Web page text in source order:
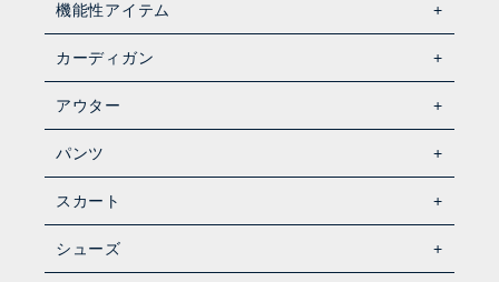
機能性アイテム
カーディガン
アウター
パンツ
スカート
シューズ